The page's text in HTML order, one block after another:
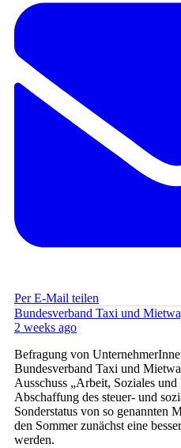
Per E-Mail teilen
Bundesverband Taxi und
2 weeks ago
Befragung von
Bundesverband Taxi und
Ausschuss „Arbeit, Soziales
Abschaffung des steuer- und
Sonderstatus von so genannten
den Sommer zunächst eine
werden.